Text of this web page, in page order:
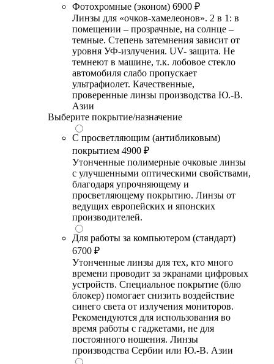
Фотохромные (эконом) 6900 ₽
Линзы для «очков-хамелеонов». 2 в 1: в
помещении – прозрачные, на солнце –
темные. Степень затемнения зависит от
уровня УФ-излучения. UV- защита. Не
темнеют в машине, т.к. лобовое стекло
автомобиля слабо пропускает
ультрафиолет. Качественные,
проверенные линзы производства Ю.-В.
Азии
Выберите покрытие/назначение
С просветляющим (антибликовым)
покрытием 4900 ₽
Утонченные полимерные очковые линзы
с улучшенными оптическими свойствами,
благодаря упрочняющему и
просветляющему покрытию. Линзы от
ведущих европейских и японских
производителей.
Для работы за компьютером (стандарт)
6700 ₽
Утонченные линзы для тех, кто много
времени проводит за экранами цифровых
устройств. Специальное покрытие (блю
блокер) помогает снизить воздействие
синего света от излучения мониторов.
Рекомендуются для использования во
время работы с гаджетами, не для
постоянного ношения. Линзы
производства Сербии или Ю.-В. Азии